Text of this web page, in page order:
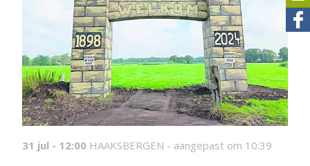
31 jul - 12:00 HAAKSBERGEN - aangepast om 10:39